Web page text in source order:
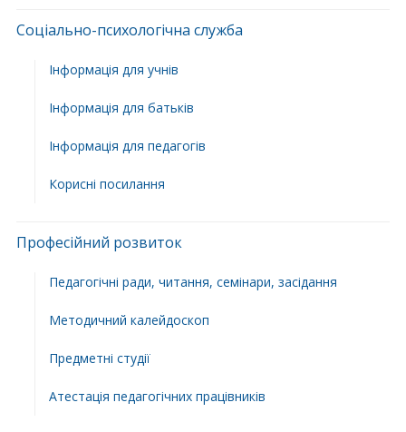
Соціально-психологічна служба
Інформація для учнів
Інформація для батьків
Інформація для педагогів
Корисні посилання
Професійний розвиток
Педагогічні ради, читання, семінари, засідання
Методичний калейдоскоп
Предметні студії
Атестація педагогічних працівників